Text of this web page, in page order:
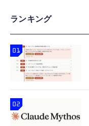
ランキング